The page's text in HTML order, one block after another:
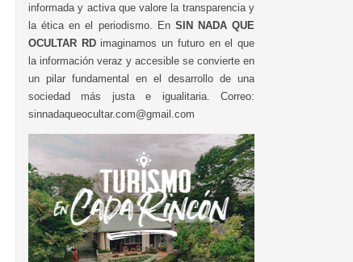
informada y activa que valore la transparencia y
la ética en el periodismo. En SIN NADA QUE
OCULTAR RDimaginamos un futuro en el que
la información veraz y accesible se convierte en
un pilar fundamental en el desarrollo de una
sociedad más justa e igualitaria. Correo:
sinnadaqueocultar.com@gmail.com